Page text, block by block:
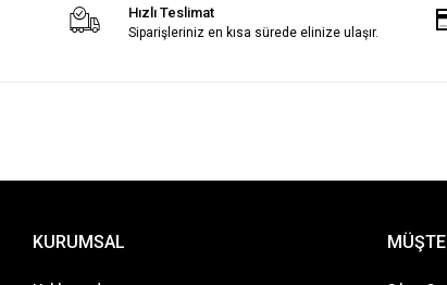
Hızlı Teslimat
Siparişleriniz en kısa sürede elinize ulaşır.
KURUMSAL